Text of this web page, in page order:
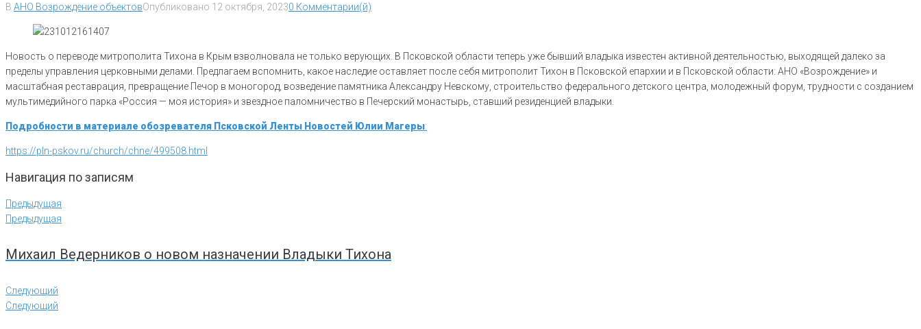
В АНО Возрождение объектовОпубликовано 12 октября, 20230 Комментарии(й)
Новость о переводе митрополита Тихона в Крым взволновала не только верующих. В Псковской области теперь уже бывший владыка известен активной деятельностью, выходящей далеко за
пределы управления церковными делами. Предлагаем вспомнить, какое наследие оставляет после себя митрополит Тихон в Псковской епархии и в Псковской области: АНО «Возрождение» и
масштабная реставрация, превращение Печор в моногород, возведение памятника Александру Невскому, строительство федерального детского центра, молодежный форум, трудности с созданием
мультимедийного парка «Россия — моя история» и звездное паломничество в Печерский монастырь, ставший резиденцией владыки.
Подробности в материале обозревателя Псковской Ленты Новостей Юлии Магеры:
https://pln-pskov.ru/church/chne/499508.html
Навигация по записям
Предыдущая
Предыдущая
Михаил Ведерников о новом назначении Владыки Тихона
Следующий
Следующий